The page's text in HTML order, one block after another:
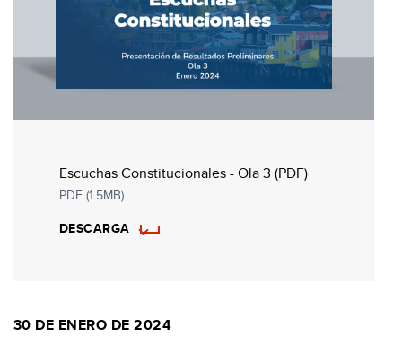
Escuchas Constitucionales - Ola 3 (PDF)
PDF (1.5MB)
DESCARGA
30 DE ENERO DE 2024